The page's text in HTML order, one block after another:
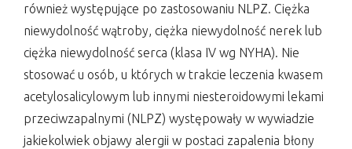
również występujące po zastosowaniu NLPZ. Ciężka
niewydolność wątroby, ciężka niewydolność nerek lub
ciężka niewydolność serca (klasa IV wg NYHA). Nie
stosować u osób, u których w trakcie leczenia kwasem
acetylosalicylowym lub innymi niesteroidowymi lekami
przeciwzapalnymi (NLPZ) występowały w wywiadzie
jakiekolwiek objawy alergii w postaci zapalenia błony